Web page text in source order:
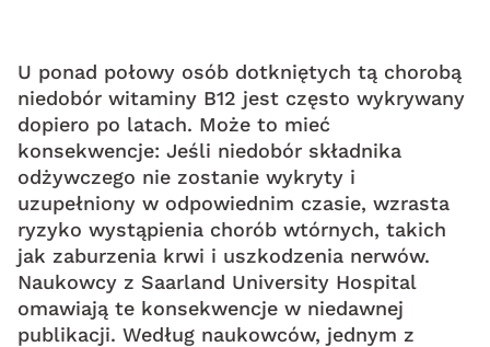
U ponad połowy osób dotkniętych tą chorobą
niedobór witaminy B12 jest często wykrywany
dopiero po latach. Może to mieć
konsekwencje: Jeśli niedobór składnika
odżywczego nie zostanie wykryty i
uzupełniony w odpowiednim czasie, wzrasta
ryzyko wystąpienia chorób wtórnych, takich
jak zaburzenia krwi i uszkodzenia nerwów.
Naukowcy z Saarland University Hospital
omawiają te konsekwencje w niedawnej
publikacji. Według naukowców, jednym z